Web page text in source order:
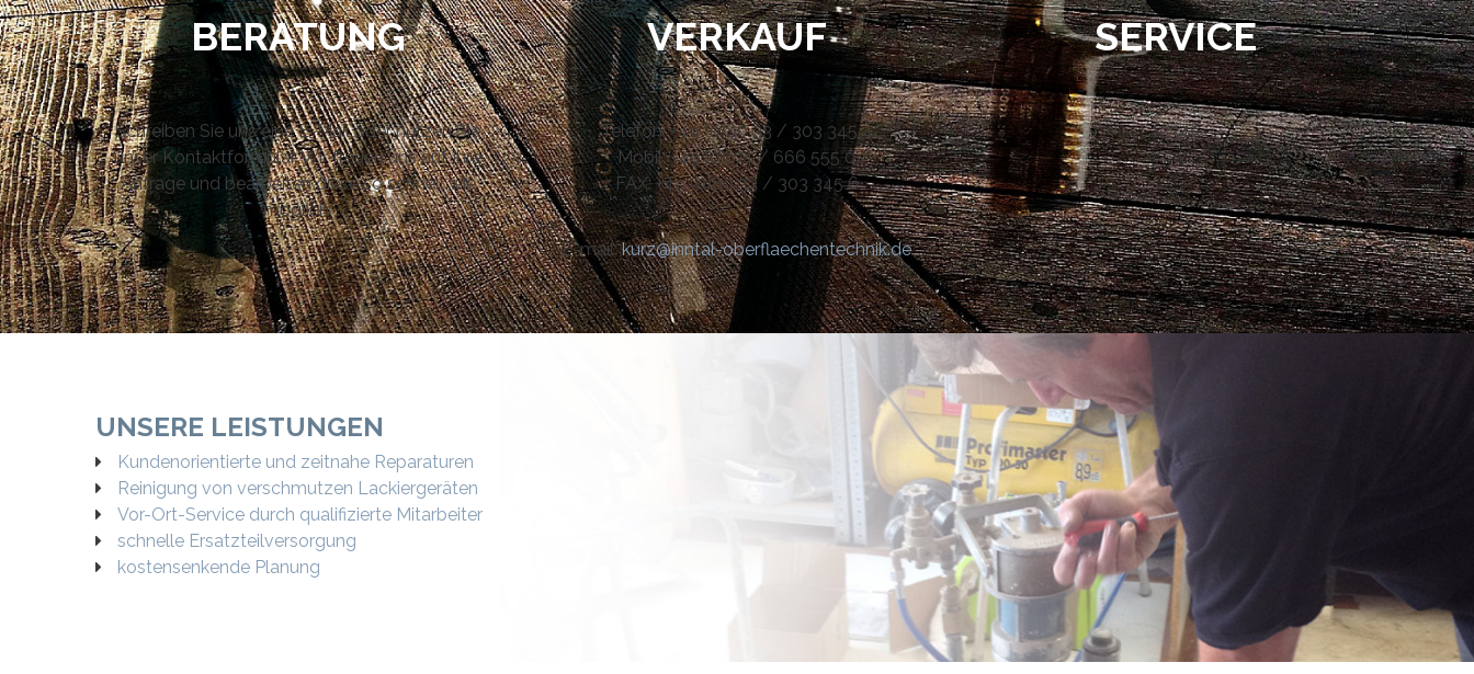
BERATUNG
Schreiben Sie uns eine E-Mail oder nutzen Sie
unser Kontaktformular. Wir freuen uns auf Ihre
Anfrage und bearbeiten diese so schnell wie
möglich.
VERKAUF
Telefon: +49 (0)80 33 / 303 345 4
Mobil: +49 (0)174 / 666 555 0
FAX: +49 (0)80 33 / 303 345 6
E-mail:kurz@inntal-oberflaechentechnik.de
SERVICE
12345
UNSERE LEISTUNGEN
Kundenorientierte und zeitnahe Reparaturen
Reinigung von verschmutzen Lackiergeräten
Vor-Ort-Service durch qualifizierte Mitarbeiter
schnelle Ersatzteilversorgung
kostensenkende Planung